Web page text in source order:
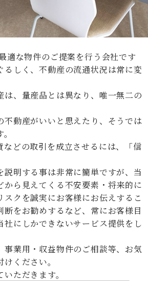
適な物件のご提案を行う会社です
るしく、不動産の流通状況は常に変
は、量産品とは異なり、唯一無二の
不動産がいいと思えたり、そうでは
などの取引を成立させるには、「信
説明する事は非常に簡単ですが、当
から見えてくる不安要素・将来的に
クを誠実にお客様にお伝えするこ
断をお勧めするなど、常にお客様目
社にしかできないサービス提供をし
事業用・収益物件のご相談等、お気
ください。
ただきます。